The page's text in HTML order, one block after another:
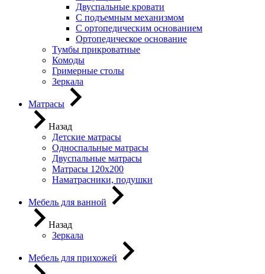
Двуспальные кровати
С подъемным механизмом
С ортопедическим основанием
Ортопедическое основание
Тумбы прикроватные
Комоды
Гримерные столы
Зеркала
Матрасы
Назад
Детские матрасы
Односпальные матрасы
Двуспальные матрасы
Матрасы 120х200
Наматрасники, подушки
Мебель для ванной
Назад
Зеркала
Мебель для прихожей